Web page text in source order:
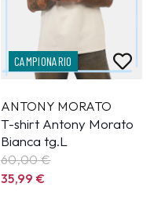
CAMPIONARIO
ANTONY MORATO
T-shirt Antony Morato
Bianca tg.L
60,00 €
35,99€